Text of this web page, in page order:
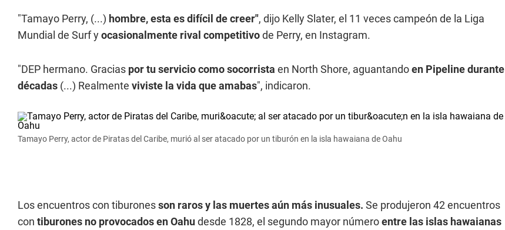
"Tamayo Perry, (...) hombre, esta es difícil de creer", dijo Kelly Slater, el 11 veces campeón de la Liga
Mundial de Surf yocasionalmente rival competitivode Perry, en Instagram.
"DEP hermano. Gracias por tu servicio como socorrista en North Shore, aguantandoen Pipeline durante
décadas (...) Realmente viviste la vida que amabas", indicaron.
Tamayo Perry, actor de Piratas del Caribe, murió al ser atacado por un tiburón en la isla hawaiana de Oahu
Los encuentros con tiburonesson raros y las muertes aún más inusuales. Se produjeron 42 encuentros
con tiburones no provocados en Oahudesde 1828, el segundo mayor númeroentre las islas hawaianas